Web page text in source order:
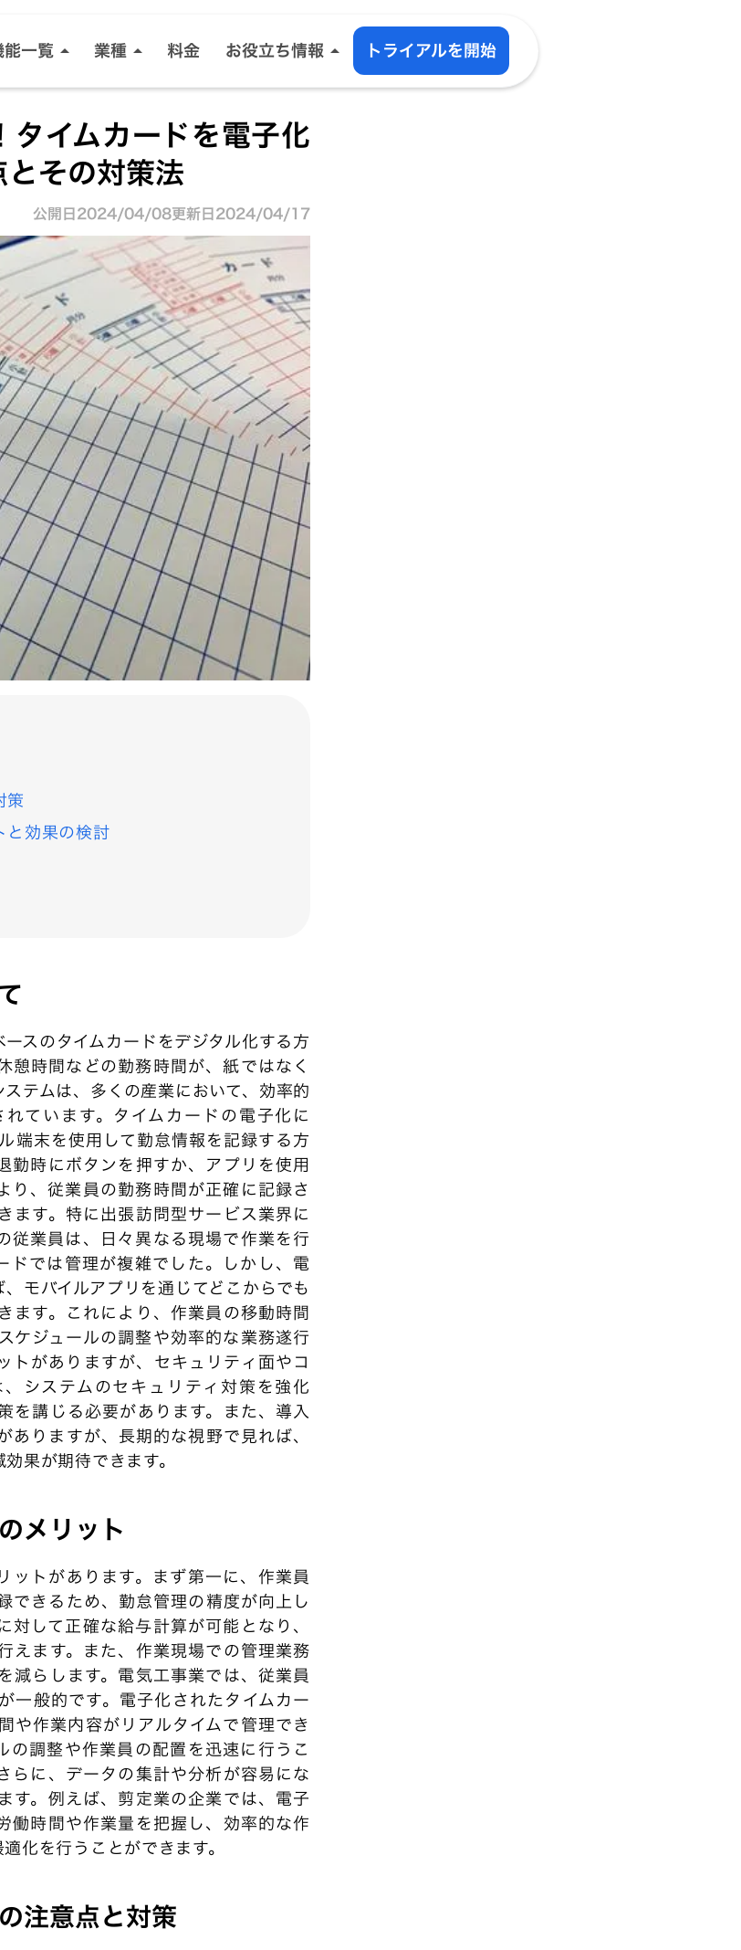
能一覧 arrow_drop_up
スケジュール管理 顧客管理
見積・請求書管理 スタッフ管理
売上管理
すべての機能を見る
業種 arrow_drop_up
水道修理 害虫駆除
料金 お役立ち情報 arrow_drop_up
センキャクアカデミー
見積書生成ツール
請求書生成ツール
センキャク導入シミュレーター
トライアルを開始
イムカードを電子化
その対策法
公開日2024/04/08更新日2024/04/17
策
と効果の検討
スのタイムカードをデジタル化する方
憩時間などの勤務時間が、紙ではなく
テムは、多くの産業において、効率的
ています。タイムカードの電子化に
端末を使用して勤怠情報を記録する方
勤時にボタンを押すか、アプリを使用
り、従業員の勤務時間が正確に記録さ
ます。特に出張訪問型サービス業界に
従業員は、日々異なる現場で作業を行
ドでは管理が複雑でした。しかし、電
モバイルアプリを通じてどこからでも
ます。これにより、作業員の移動時間
ケジュールの調整や効率的な業務遂行
トがありますが、セキュリティ面やコ
システムのセキュリティ対策を強化
を講じる必要があります。また、導入
りますが、長期的な視野で見れば、
果が期待できます。
メリット
ットがあります。まず第一に、作業員
できるため、勤怠管理の精度が向上し
して正確な給与計算が可能となり、
えます。また、作業現場での管理業務
減らします。電気工事業では、従業員
一般的です。電子化されたタイムカー
や作業内容がリアルタイムで管理でき
の調整や作業員の配置を迅速に行うこ
らに、データの集計や分析が容易にな
す。例えば、剪定業の企業では、電子
働時間や作業量を把握し、効率的な作
化を行うことができます。
注意点と対策